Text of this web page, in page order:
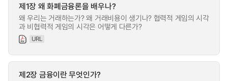
제1장 왜 화폐금융론을 배우나?
왜 우리는 거래하는가? 왜 거래비용이 생기나? 협력적 게임의 시각
과 비협력적 게임의 시각은 어떻게 다른가?
URL
제2장 금융이란 무엇인가?